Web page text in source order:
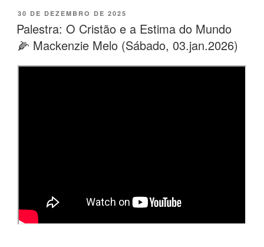
PUBLICADO
EM
30 DE DEZEMBRO DE 2025
Palestra: O Cristão e a Estima do Mundo
🌽 Mackenzie Melo (Sábado, 03.jan.2026)